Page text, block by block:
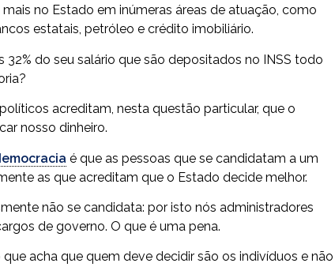
no Estado em inúmeras áreas de atuação, como
estatais, petróleo e crédito imobiliário.
do seu salário que são depositados no INSS todo
acreditam, nesta questão particular, que o
nosso dinheiro.
é que as pessoas que se candidatam a um
as que acreditam que o Estado decide melhor.
não se candidata: por isto nós administradores
de governo. O que é uma pena.
acha que quem deve decidir são os indivíduos e não